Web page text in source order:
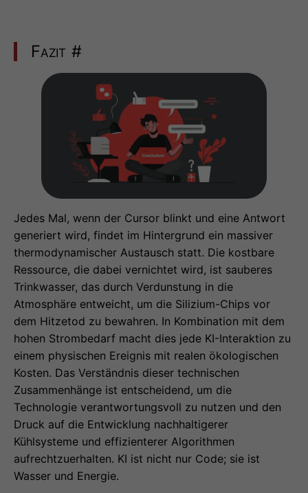
Fazit #
Jedes Mal, wenn der Cursor blinkt und eine Antwort
generiert wird, findet im Hintergrund ein massiver
thermodynamischer Austausch statt. Die kostbare
Ressource, die dabei vernichtet wird, ist sauberes
Trinkwasser, das durch Verdunstung in die
Atmosphäre entweicht, um die Silizium-Chips vor
dem Hitzetod zu bewahren. In Kombination mit dem
hohen Strombedarf macht dies jede KI-Interaktion zu
einem physischen Ereignis mit realen ökologischen
Kosten. Das Verständnis dieser technischen
Zusammenhänge ist entscheidend, um die
Technologie verantwortungsvoll zu nutzen und den
Druck auf die Entwicklung nachhaltigerer
Kühlsysteme und effizienterer Algorithmen
aufrechtzuerhalten. KI ist nicht nur Code; sie ist
Wasser und Energie.